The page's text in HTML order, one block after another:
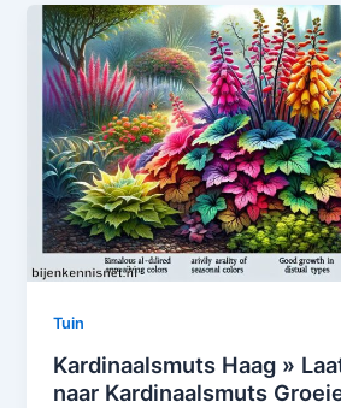
Tuin
Kardinaalsmuts Haag »
naar Kardinaalsmuts